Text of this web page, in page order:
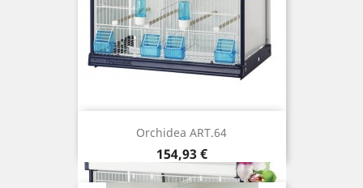
Orchidea ART.64
Precio
154,93 €